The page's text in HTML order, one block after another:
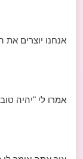
אנחנו יוצרים את
אמרו לי "יהיה